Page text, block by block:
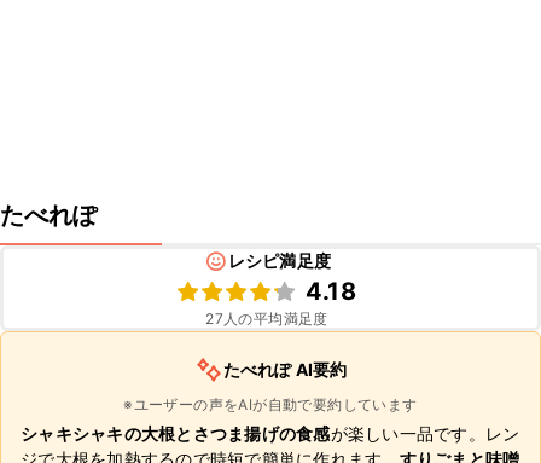
たべれぽ
レシピ満足度
4.18
27 人の平均満足度
たべれぽ AI要約
※ユーザーの声をAIが自動で要約しています
シャキシャキの大根とさつま揚げの食感が楽しい一品です。レン
ジで大根を加熱するので時短で簡単に作れます。 すりごまと味噌